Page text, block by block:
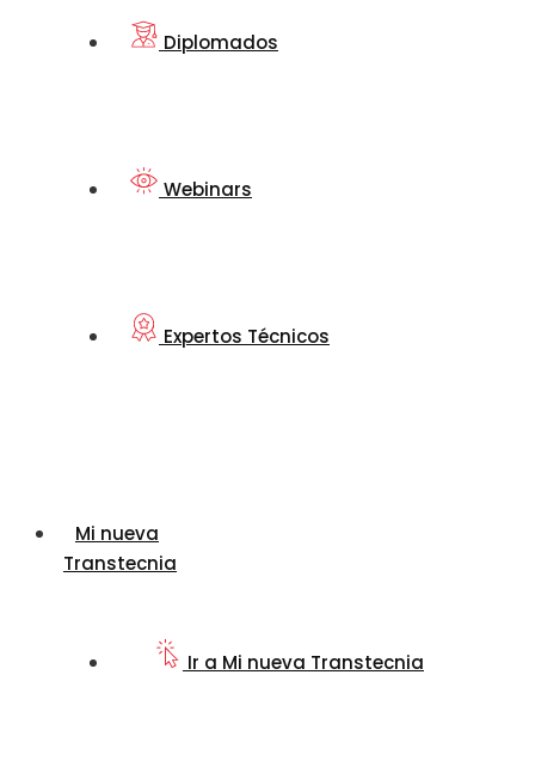
Diplomados
Webinars
Expertos Técnicos
Mi nueva
Transtecnia
Ir a Mi nueva Transtecnia